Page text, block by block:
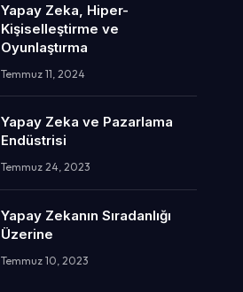
Yapay Zeka, Hiper-
Kişiselleştirme ve
Oyunlaştırma
Temmuz 11, 2024
Yapay Zeka ve Pazarlama
Endüstrisi
Temmuz 24, 2023
Yapay Zekanın Sıradanlığı
Üzerine
Temmuz 10, 2023